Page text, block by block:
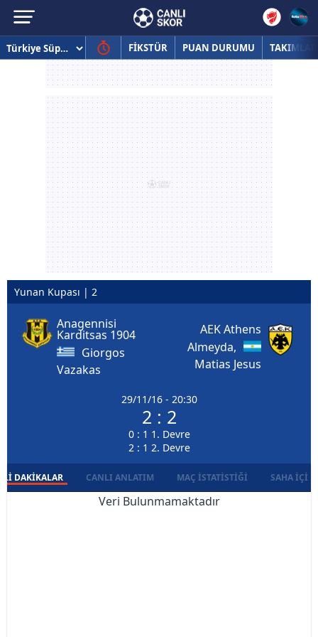
FİKSTÜR PUAN DURUMU TAKIMLAR
Yunan Kupası | 2
Anagennisi
Karditsas 1904
Giorgos
Vazakas
29/11/16 - 20:30
2 : 2
0 : 1 1. Devre
2 : 1 2. Devre
AEK Athens
Almeyda,
Matias Jesus
DAKIKALAR CANLI ANLATIM MAÇ İSTATISTIĞI SAHA İÇI
Veri Bulunmamaktadır